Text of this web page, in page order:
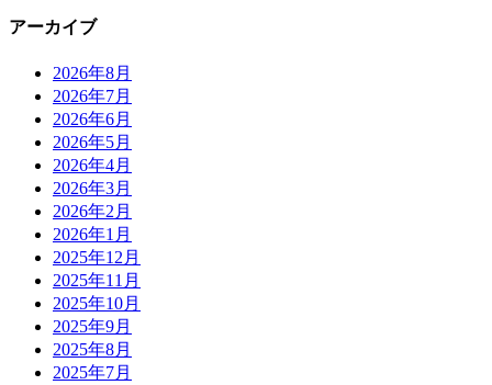
アーカイブ
2026年8月
2026年7月
2026年6月
2026年5月
2026年4月
2026年3月
2026年2月
2026年1月
2025年12月
2025年11月
2025年10月
2025年9月
2025年8月
2025年7月